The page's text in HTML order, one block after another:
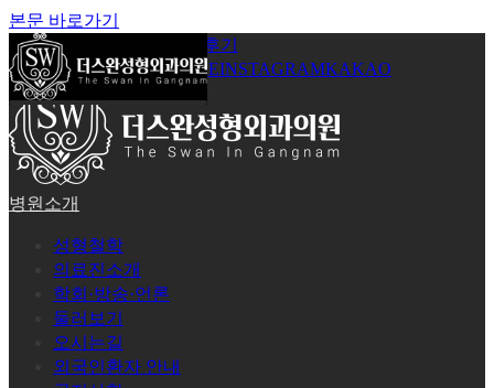
본문 바로가기
공지사항
시술후기
로그인회원가입YOUTUBEINSTAGRAMKAKAO
병원소개
성형철학
의료진소개
학회·방송·언론
둘러보기
오시는길
외국인환자 안내